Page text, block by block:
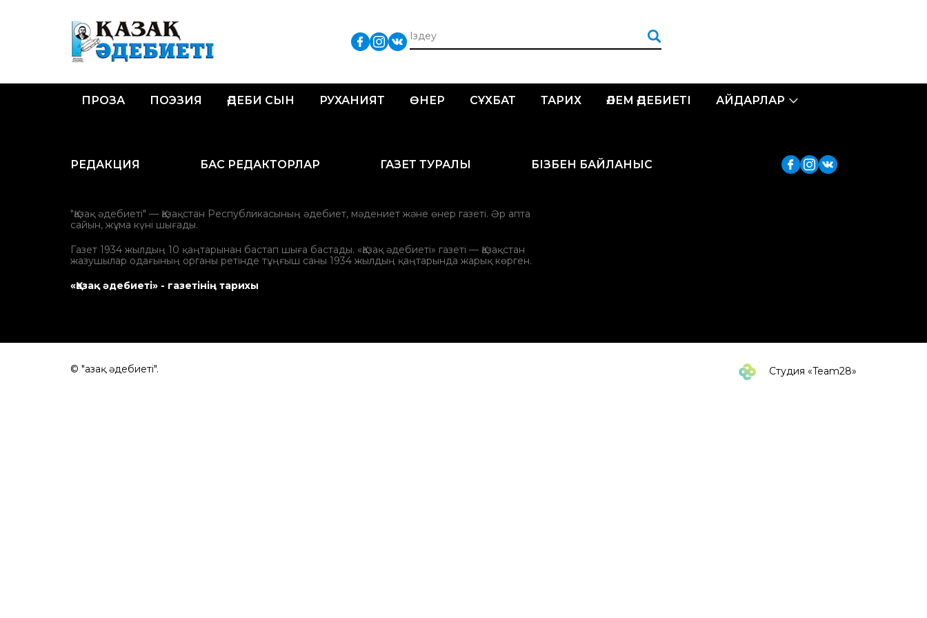
ПРОЗА ПОЭЗИЯ ӘДЕБИ СЫН РУХАНИЯТ ӨНЕР СҰХБАТ ТАРИХ ӘЛЕМ ӘДЕБИЕТІ АЙДАРЛАР
РЕДАКЦИЯ БАС РЕДАКТОРЛАР ГАЗЕТ ТУРАЛЫ БІЗБЕН БАЙЛАНЫС
"Қазақ әдебиеті" — Қазақстан Республикасының әдебиет, мәдениет және өнер газеті. Әр апта
сайын, жұма күні шығады.
Газет 1934 жылдың 10 қаңтарынан бастап шыға бастады. «Қазақ әдебиеті» газеті — Қазақстан
жазушылар одағының органы ретінде тұңғыш саны 1934 жылдың қаңтарында жарық көрген.
«Қазақ әдебиеті» - газетінің тарихы
© "Қазақ әдебиеті". Студия «Team28»